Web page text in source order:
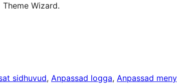
Wizard.
sidhuvud, Anpassad logga, Anpassad meny